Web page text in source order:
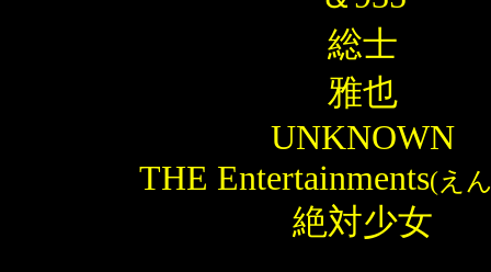
総士
雅也
UNKNOWN
THE Entertainments(え
絶対少女